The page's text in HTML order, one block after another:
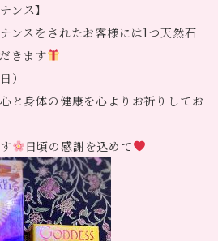
ンス】
ンスをされたお客様には1つ天然石
きます
）
と身体の健康を心よりお祈りしてお
日頃の感謝を込めて